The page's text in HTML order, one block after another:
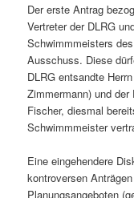
Der erste Antrag
Vertreter der DLRG
Schwimmmeisters
Ausschuss. Diese
DLRG entsandte
Zimmermann) und
Fischer, diesmal
Schwimmmeister
Eine eingehendere
kontroversen
Planungsangeboten